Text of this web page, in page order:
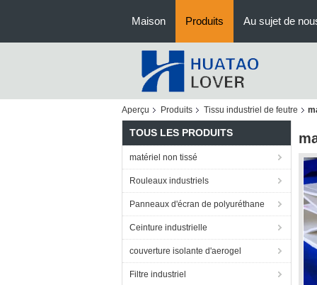
Maison Produits Au sujet de
Aperçu Produits Tissu industriel de feutre
TOUS LES PRODUITS
matériel non tissé
Rouleaux industriels
Panneaux d'écran de polyuréthane
Ceinture industrielle
couverture isolante d'aerogel
Filtre industriel